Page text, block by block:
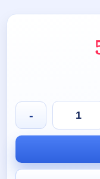
Количество
товара
Обложка
для
-